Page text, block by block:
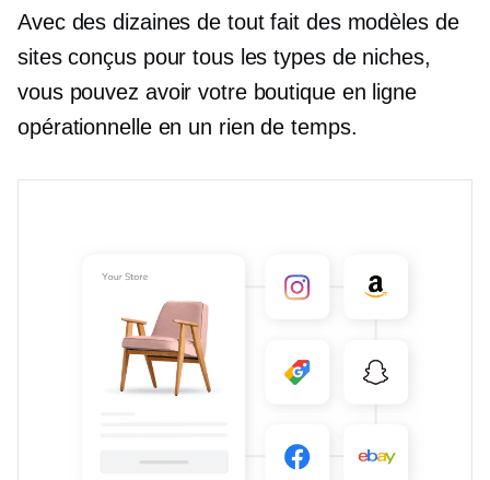
Avec des dizaines de tout fait des modèles de
sites conçus pour tous les types de niches,
vous pouvez avoir votre boutique en ligne
opérationnelle en un rien de temps.